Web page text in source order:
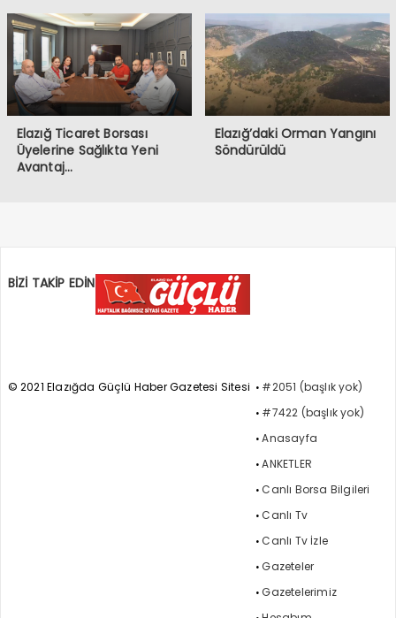
Elazığ Ticaret Borsası
Üyelerine Sağlıkta Yeni
Avantaj…
Elazığ’daki Orman Yangını
Söndürüldü
BİZİ TAKİP EDİN
© 2021 Elazığda Güçlü Haber Gazetesi Sitesi
#2051 (başlık yok)
#7422 (başlık yok)
Anasayfa
ANKETLER
Canlı Borsa Bilgileri
Canlı Tv
Canlı Tv İzle
Gazeteler
Gazetelerimiz